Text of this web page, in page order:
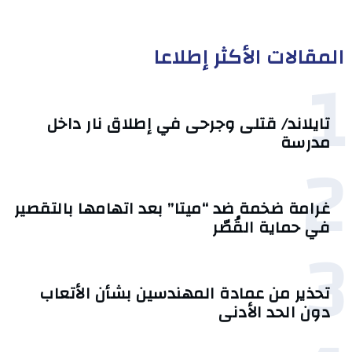
المقالات الأكثر إطلاعا
1
تايلاند/ قتلى وجرحى في إطلاق نار داخل
مدرسة
2
غرامة ضخمة ضد “ميتا” بعد اتهامها بالتقصير
في حماية القُصّر
3
تحذير من عمادة المهندسين بشأن الأتعاب
دون الحد الأدنى